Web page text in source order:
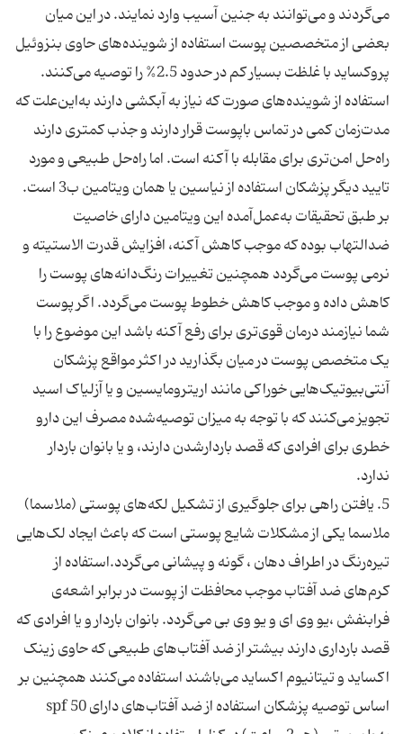
می‌گردند و می‌توانند به جنین آسیب وارد نمایند. در این میان
بعضی از متخصصین پوست استفاده از شوینده‌های حاوی بنزوئیل
پروکساید با غلظت بسیار کم در حدود 2.5% را توصیه می‌کنند.
استفاده از شوینده‌های صورت که نیاز به آبکشی دارند به‌این‌علت که
مدت‌زمان کمی در تماس باپوست قرار دارند و جذب کمتری دارند
راه‌حل امن‌تری برای مقابله با آکنه است. اما راه‌حل طبیعی و مورد
تایید دیگر پزشکان استفاده از نیاسین یا همان ویتامین ب3 است.
بر طبق تحقیقات به‌عمل‌آمده این ویتامین دارای خاصیت
ضدالتهاب بوده که موجب کاهش آکنه، افزایش قدرت الاستیته و
نرمی پوست می‌گردد همچنین تغییرات رنگ‌دانه‌های پوست را
کاهش داده و موجب کاهش خطوط پوست می‌گردد. اگر پوست
شما نیازمند درمان قوی‌تری برای رفع آکنه باشد این موضوع را با
یک متخصص پوست در میان بگذارید در اکثر مواقع پزشکان
آنتی‌بیوتیک‌هایی خوراکی مانند اریترومایسین و یا آزلیاک اسید
تجویز می‌کنند که با توجه به میزان توصیه‌شده مصرف این دارو
خطری برای افرادی که قصد باردارشدن دارند، و یا بانوان باردار
ملاسما يکی از مشکلات شايع پوستی است که باعث ايجاد لک‌هايی
تیره‌رنگ در اطراف دهان ، گونه و پیشانی می‌گردد.استفاده از
کرم‌های ضد آفتاب موجب محافظت از پوست در برابر اشعه‌ی
فرابنفش ،یو وی ای و یو وی بی می‌گردد. بانوان باردار و یا افرادی که
قصد بارداری دارند بیشتر از ضد آفتاب‌های طبیعی که حاوی زینک
اکساید و تیتانیوم اکساید می‌باشند استفاده می‌کنند همچنین بر
اساس توصیه پزشکان استفاده از ضد آفتاب‌های دارای spf 50